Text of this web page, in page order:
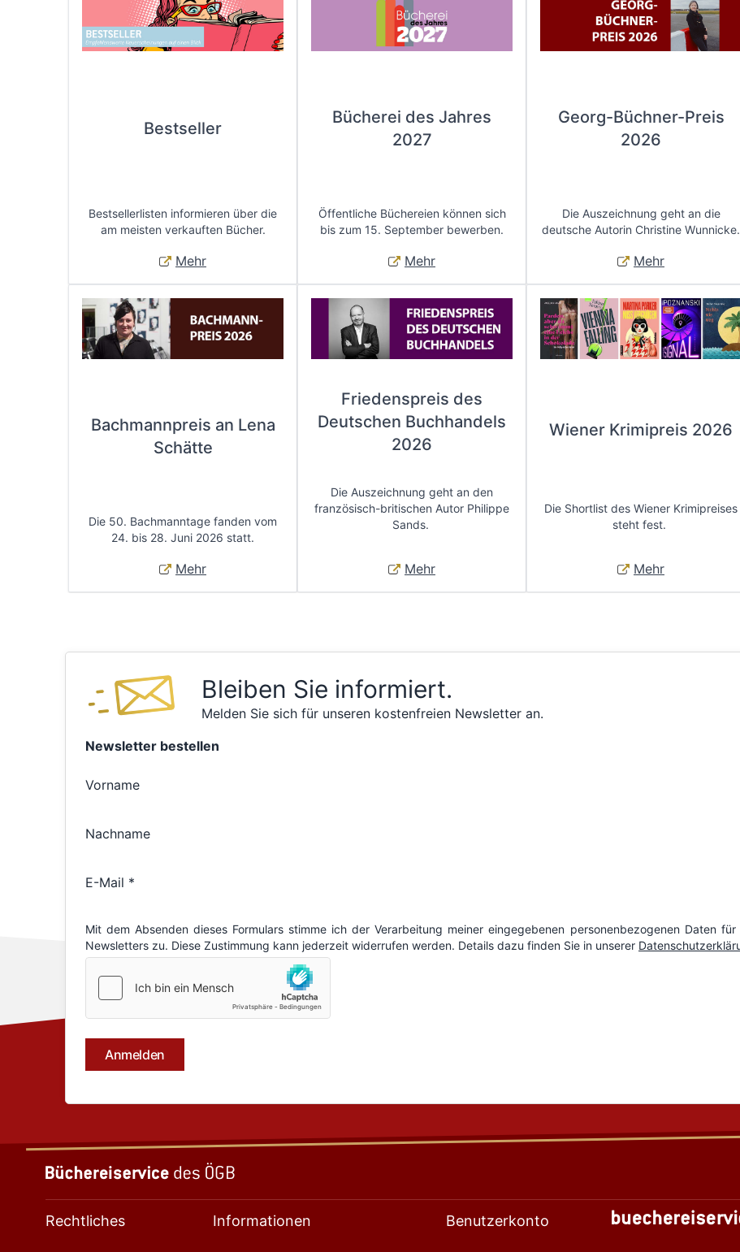
Bestseller
Bestsellerlisten informieren über die
am meisten verkauften Bücher.
Mehr
Bücherei des Jahres
2027
Öffentliche Büchereien können sich
bis zum 15. September bewerben.
Mehr
Georg-Büchner-Preis
2026
Die Auszeichnung geht an die
deutsche Autorin Christine Wunnicke.
Mehr
Bachmannpreis an Lena
Schätte
Die 50. Bachmanntage fanden vom
24. bis 28. Juni 2026 statt.
Mehr
Friedenspreis des
Deutschen Buchhandels
2026
Die Auszeichnung geht an den
französisch-britischen Autor Philippe
Sands.
Mehr
Wiener Krimipreis 2026
Die Shortlist des Wiener Krimipreises
steht fest.
Mehr
Bleiben Sie informiert.
Melden Sie sich für unseren kostenfreien Newsletter an.
Rechtliches Informationen Benutzerkonto